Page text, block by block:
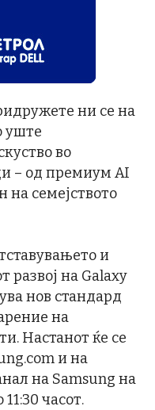
ни се на
уште
во
– од премиум AI
на семејството
и
развој на Galaxy
нов стандард
на
Настанот ќе се
и на
на Samsung на
часот.